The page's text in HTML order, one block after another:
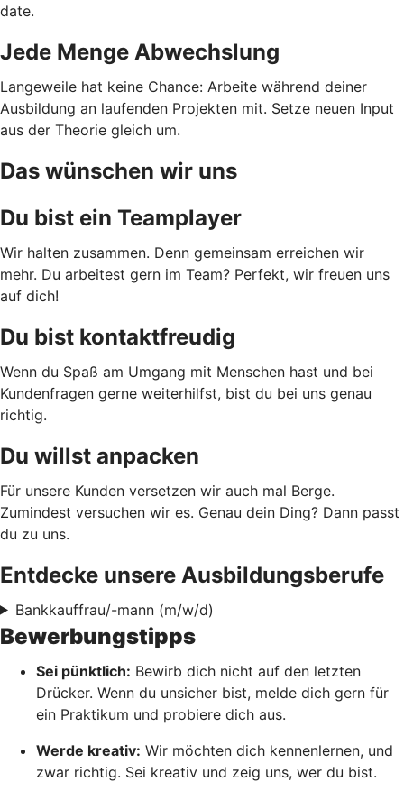
date.
Jede Menge Abwechslung
Langeweile hat keine Chance: Arbeite während deiner
Ausbildung an laufenden Projekten mit. Setze neuen Input
aus der Theorie gleich um.
Das wünschen wir uns
Du bist ein Teamplayer
Wir halten zusammen. Denn gemeinsam erreichen wir
mehr. Du arbeitest gern im Team? Perfekt, wir freuen uns
auf dich!
Du bist kontaktfreudig
Wenn du Spaß am Umgang mit Menschen hast und bei
Kundenfragen gerne weiterhilfst, bist du bei uns genau
richtig.
Du willst anpacken
Für unsere Kunden versetzen wir auch mal Berge.
Zumindest versuchen wir es. Genau dein Ding? Dann passt
du zu uns.
Entdecke unsere Ausbildungsberufe
Bankkauffrau/-mann (m/w/d)
Bewerbungstipps
Sei pünktlich: Bewirb dich nicht auf den letzten
Drücker. Wenn du unsicher bist, melde dich gern für
ein Praktikum und probiere dich aus.
Werde kreativ: Wir möchten dich kennenlernen, und
zwar richtig. Sei kreativ und zeig uns, wer du bist.